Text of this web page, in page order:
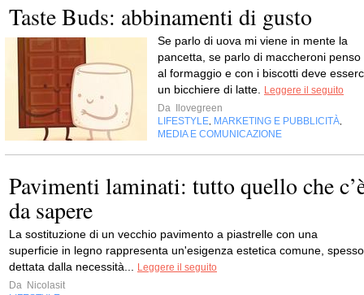
Taste Buds: abbinamenti di gusto
Se parlo di uova mi viene in mente la
pancetta, se parlo di maccheroni penso
al formaggio e con i biscotti deve
un bicchiere di latte.
Leggere il seguito
Da
Ilovegreen
LIFESTYLE MARKETING E PUBBLICITÀ
MEDIA E COMUNICAZIONE
Pavimenti laminati: tutto quello che
da sapere
La sostituzione di un vecchio pavimento a piastrelle con una
superficie in legno rappresenta un'esigenza estetica comune, spesso
dettata dalla necessità...
Leggere il seguito
Da Nicolasit